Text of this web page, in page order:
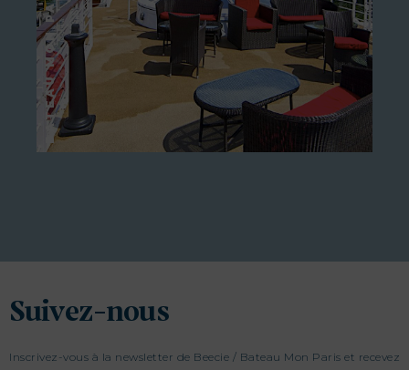
Suivez-nous
Inscrivez-vous à la newsletter de Beecie / Bateau Mon Paris et recevez